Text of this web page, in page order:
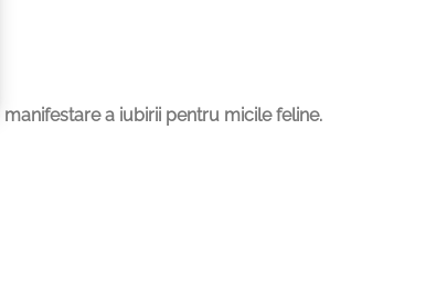
a iubirii pentru micile feline.